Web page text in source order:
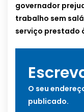
governador
trabalho sem
serviço prestado
O seu
publicado.